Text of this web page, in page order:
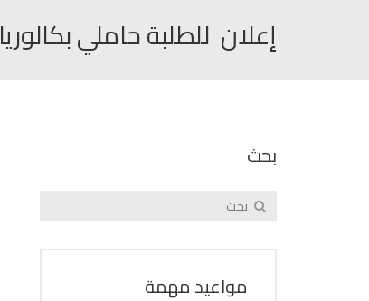
إعلان للطلبة حاملي بكالوريا 2020 المُوجهين للمركز الجامعي
بحث
مواعيد مهمة